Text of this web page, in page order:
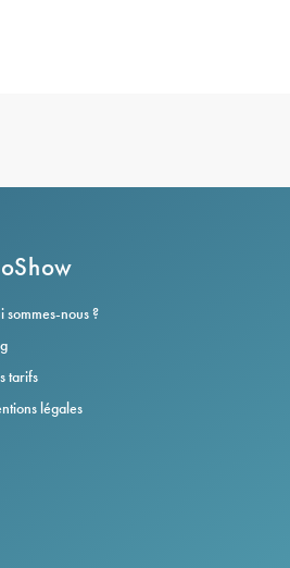
sommes-nous ?
tarifs
légales